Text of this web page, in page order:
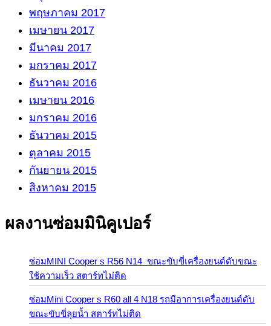
พฤษภาคม 2017
เมษายน 2017
มีนาคม 2017
มกราคม 2017
ธันวาคม 2016
เมษายน 2016
มกราคม 2016
ธันวาคม 2015
ตุลาคม 2015
กันยายน 2015
สิงหาคม 2015
ผลงานซ่อมมินิคูเปอร์
ซ่อมMINI Cooper s R56 N14 ขณะขับขี่เครื่องยนต์ดับขณะ
ใช้ความเร็ว สตาร์ทไม่ติด
ซ่อมMini Cooper s R60 all 4 N18 รถมีอาการเครื่องยนต์ดับ
ขณะขับขี่ลุยน้ำ สตาร์ทไม่ติด